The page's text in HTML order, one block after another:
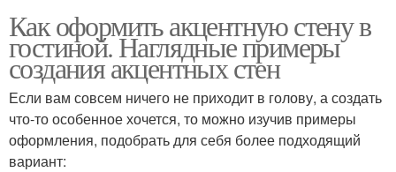
Как оформить акцентную стену в
гостиной. Наглядные примеры
создания акцентных стен
Если вам совсем ничего не приходит в голову, а создать
что-то особенное хочется, то можно изучив примеры
оформления, подобрать для себя более подходящий
вариант: